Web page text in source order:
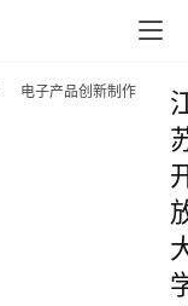
电子产品创新制作